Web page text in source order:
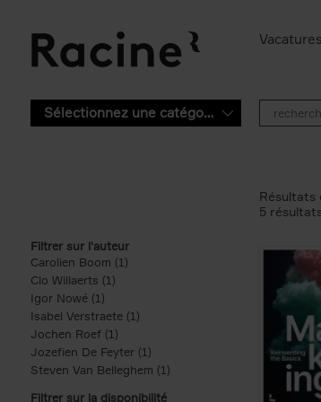
Vacatures
Sélectionnez une catégorie
Filtrer sur l'auteur
Carolien Boom (1)
Clo Willaerts (1)
Igor Nowé (1)
Isabel Verstraete (1) Apply Isabel Verstraete filter
Jochen Roef (1)
Jozefien De Feyter (1) Apply Jozefien De Feyter filter
Steven Van Belleghem (1) Apply Steven Van
Filtrer sur la disponibilité
Résultats
5 résultats